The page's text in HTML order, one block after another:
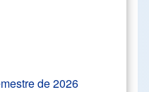
de 2026